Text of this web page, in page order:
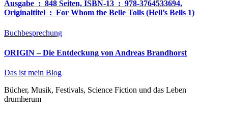
Ausgabe ‏ : ‎ 848 Seiten, ISBN-13 ‏ : ‎ 978-3764533694,
Originaltitel ‏ : ‎ For Whom the Belle Tolls (Hell’s Bells 1)
Buchbesprechung
ORIGIN – Die Entdeckung von Andreas Brandhorst
Das ist mein Blog
Bücher, Musik, Festivals, Science Fiction und das Leben
drumherum